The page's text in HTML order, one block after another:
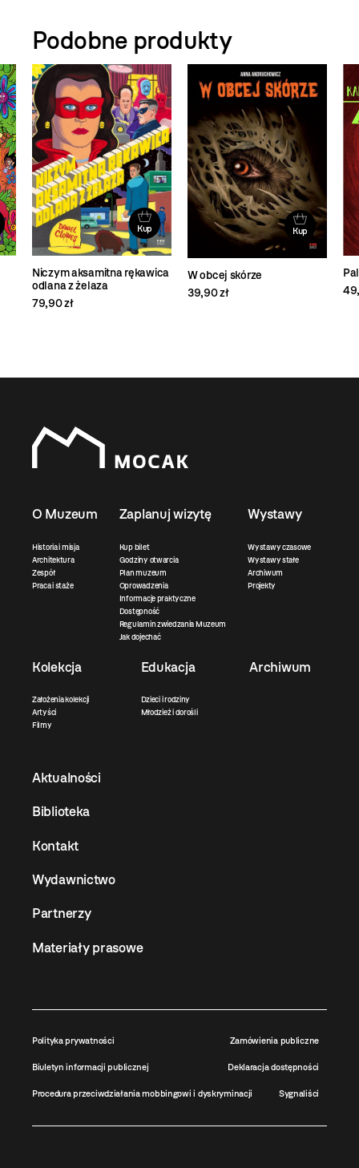
Podobne produkty
Kup
Niczym aksamitna rękawica
odlana z żelaza
79,90 zł
Kup
W obcej skórze
39,90 zł
O Muzeum
Historia i misja
Architektura
Zespół
Praca i staże
Zaplanuj wizytę
Kup bilet
Godziny otwarcia
Plan muzeum
Oprowadzenia
Informacje praktyczne
Dostępność
Regulamin zwiedzania Muzeum
Jak dojechać
Wystawy
Wystawy czasowe
Wystawy stałe
Archiwum
Projekty
Kolekcja
Założenia kolekcji
Artyści
Filmy
Edukacja
Dzieci i rodziny
Młodzież i dorośli
Archiwum
Aktualności
Biblioteka
Kontakt
Wydawnictwo
Partnerzy
Materiały prasowe
Polityka prywatności Zamówienia publiczne
Biuletyn informacji publicznej Deklaracja dostępności
Procedura przeciwdziałania mobbingowi i dyskryminacji Sygnaliści